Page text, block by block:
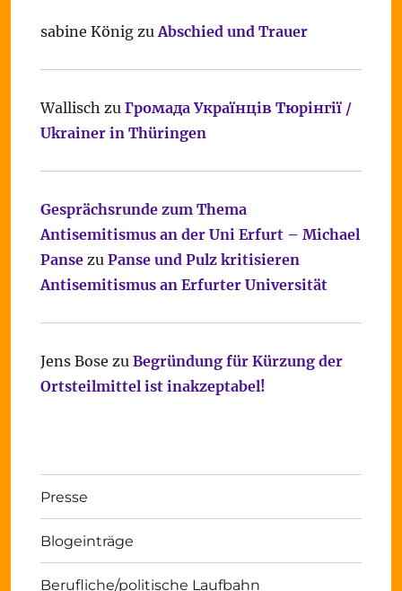
sabine KönigzuAbschied und Trauer
Wallisch zu Громада Українців Тюрінгії /
Ukrainer in Thüringen
Gesprächsrunde zum Thema
Antisemitismus an der Uni Erfurt – Michael
Pansezu Panse und Pulz kritisieren
Antisemitismus an Erfurter Universität
Jens Bose zu Begründung für Kürzung der
Ortsteilmittel ist inakzeptabel!
Presse
Blogeinträge
Berufliche/politische Laufbahn